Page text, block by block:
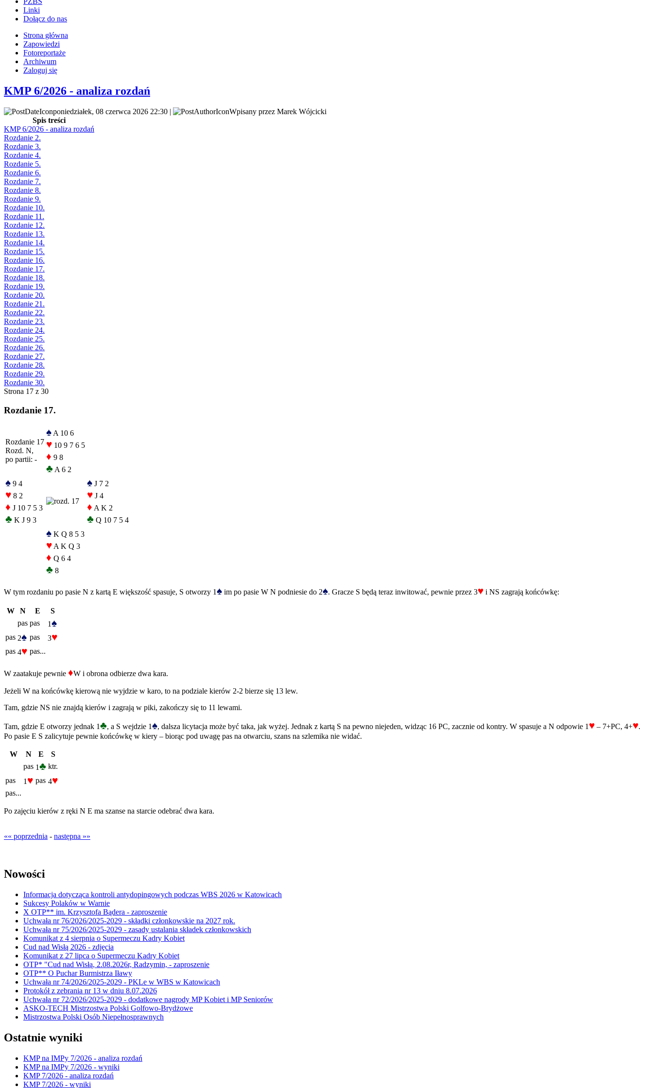
Linki
Dołącz do nas
Strona główna
Zapowiedzi
Fotoreportaże
Archiwum
Zaloguj się
KMP 6/2026 - analiza rozdań
poniedziałek, 08 czerwca 2026 22:30 |
Wpisany przez Marek Wójcicki
Spis treści
KMP 6/2026 - analiza rozdań
Rozdanie 2.
Rozdanie 3.
Rozdanie 4.
Rozdanie 5.
Rozdanie 6.
Rozdanie 7.
Rozdanie 8.
Rozdanie 9.
Rozdanie 10.
Rozdanie 11.
Rozdanie 12.
Rozdanie 13.
Rozdanie 14.
Rozdanie 15.
Rozdanie 16.
Rozdanie 17.
Rozdanie 18.
Rozdanie 19.
Rozdanie 20.
Rozdanie 21.
Rozdanie 22.
Rozdanie 23.
Rozdanie 24.
Rozdanie 25.
Rozdanie 26.
Rozdanie 27.
Rozdanie 28.
Rozdanie 29.
Rozdanie 30.
Strona 17 z 30
Rozdanie 17.
Rozdanie 17
Rozd. N,
po partii: -
♠ A 10 6
♥ 10 9 7 6 5
♦ 9 8
♣ A 6 2
♠ 9 4
♥ 8 2
♦ J 10 7 5 3
♣ K J 9 3
♠ J 7 2
♥ J 4
♦ A K 2
♣ Q 10 7 5 4
♠ K Q 8 5 3
♥ A K Q 3
♦ Q 6 4
♣ 8
W tym rozdaniu po pasie N z kartą E większość spasuje, S otworzy 1♠ im po pasie W N podniesie do 2♠. Gracze S będą teraz inwitować, pewnie przez 3♥ i NS zagrają końcówkę:
W N E
S
pas pas 1♠
pas 2♠ pas 3♥
pas 4♥ pas...
W zaatakuje pewnie ♦W i obrona odbierze dwa kara.
Jeżeli W na końcówkę kierową nie wyjdzie w karo, to na podziale kierów 2-2 bierze się 13 lew.
Tam, gdzie NS nie znajdą kierów i zagrają w piki, zakończy się to 11 lewami.
Tam, gdzie E otworzy jednak 1♣, a S wejdzie 1♠, dalsza licytacja może być taka, jak wyżej. Jednak z kartą S na pewno niejeden, widząc 16 PC, zacznie od kontry. W spasuje a N odpowie 1 ♥ – 7+PC, 4+♥.
Po pasie E S zalicytuje pewnie końcówkę w kiery – biorąc pod uwagę pas na otwarciu, szans na szlemika nie widać.
W N E
S
pas 1♣ ktr.
pas
1 ♥ pas 4♥
pas...
Po zajęciu kierów z ręki N E ma szanse na starcie odebrać dwa kara.
«« poprzednia - następna »»
Nowości
Informacja dotycząca kontroli antydopingowych podczas WBS 2026 w Katowicach
Sukcesy Polaków w Warnie
X OTP** im. Krzysztofa Bądera - zaproszenie
Uchwała nr 76/2026/2025-2029 - składki członkowskie na 2027 rok.
Uchwała nr 75/2026/2025-2029 - zasady ustalania składek członkowskich
Komunikat z 4 sierpnia o Supermeczu Kadry Kobiet
Cud nad Wisłą 2026 - zdjęcia
Komunikat z 27 lipca o Supermeczu Kadry Kobiet
OTP* "Cud nad Wisłą, 2.08.2026r, Radzymin, - zaproszenie
OTP** O Puchar Burmistrza Iławy
Uchwała nr 74/2026/2025-2029 - PKLe w WBS w Katowicach
Protokół z zebrania nr 13 w dniu 8.07.2026
Uchwała nr 72/2026/2025-2029 - dodatkowe nagrody MP Kobiet i MP Seniorów
ASKO-TECH Mistrzostwa Polski Golfowo-Brydżowe
Mistrzostwa Polski Osób Niepełnosprawnych
Ostatnie wyniki
KMP na IMPy 7/2026 - analiza rozdań
KMP na IMPy 7/2026 - wyniki
KMP 7/2026 - analiza rozdań
KMP 7/2026 - wyniki